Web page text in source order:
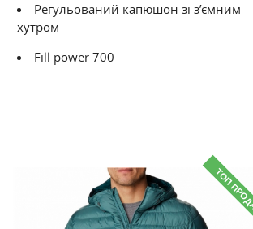
Регульований капюшон зі з’ємним
хутром
Fill power 700
ТОП